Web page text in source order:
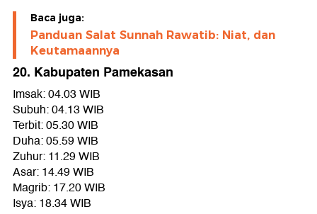
Baca juga:
Panduan Salat Sunnah Rawatib: Niat, dan
Keutamaannya
20. Kabupaten Pamekasan
Imsak: 04.03 WIB
Subuh: 04.13 WIB
Terbit: 05.30 WIB
Duha: 05.59 WIB
Zuhur: 11.29 WIB
Asar: 14.49 WIB
Magrib: 17.20 WIB
Isya: 18.34 WIB